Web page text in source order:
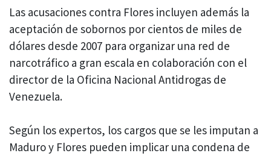
Las acusaciones contra Flores incluyen además la
aceptación de sobornos por cientos de miles de
dólares desde 2007 para organizar una red de
narcotráfico a gran escala en colaboración con el
director de la Oficina Nacional Antidrogas de
Venezuela.
Según los expertos, los cargos que se les imputan a
Maduro y Flores pueden implicar una condena de